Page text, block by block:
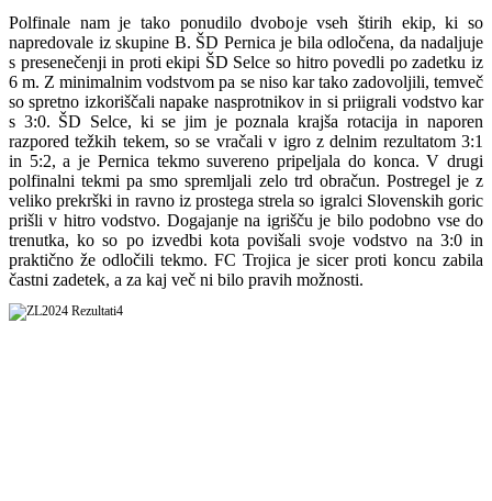
Polfinale nam je tako ponudilo dvoboje vseh štirih ekip, ki so
napredovale iz skupine B. ŠD Pernica je bila odločena, da nadaljuje
s presenečenji in proti ekipi ŠD Selce so hitro povedli po zadetku iz
6 m. Z minimalnim vodstvom pa se niso kar tako zadovoljili, temveč
so spretno izkoriščali napake nasprotnikov in si priigrali vodstvo kar
s 3:0. ŠD Selce, ki se jim je poznala krajša rotacija in naporen
razpored težkih tekem, so se vračali v igro z delnim rezultatom 3:1
in 5:2, a je Pernica tekmo suvereno pripeljala do konca. V drugi
polfinalni tekmi pa smo spremljali zelo trd obračun. Postregel je z
veliko prekrški in ravno iz prostega strela so igralci Slovenskih goric
prišli v hitro vodstvo. Dogajanje na igrišču je bilo podobno vse do
trenutka, ko so po izvedbi kota povišali svoje vodstvo na 3:0 in
praktično že odločili tekmo. FC Trojica je sicer proti koncu zabila
častni zadetek, a za kaj več ni bilo pravih možnosti.